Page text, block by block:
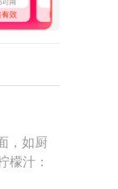
，如厨
檬汁：